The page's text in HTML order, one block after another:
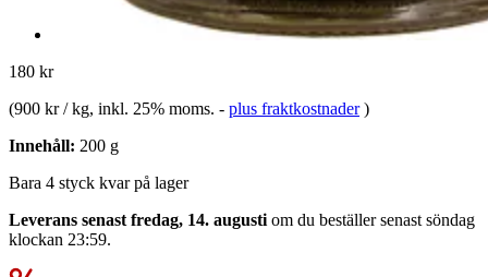
180 kr
(900 kr / kg, inkl. 25% moms. - plus fraktkostnader )
Innehåll: 200 g
Bara 4 styck kvar på lager
Leverans senast fredag, 14. augusti om du beställer senast söndag
klockan 23:59.